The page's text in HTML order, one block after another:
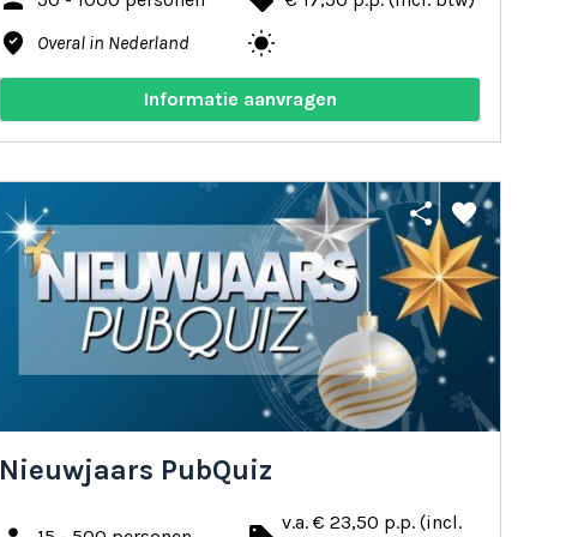
where_to_vote Overal in Nederland wb_sunny
Informatie aanvragen
share favorite
Nieuwjaars PubQuiz
v.a. € 23,50 p.p. (incl.